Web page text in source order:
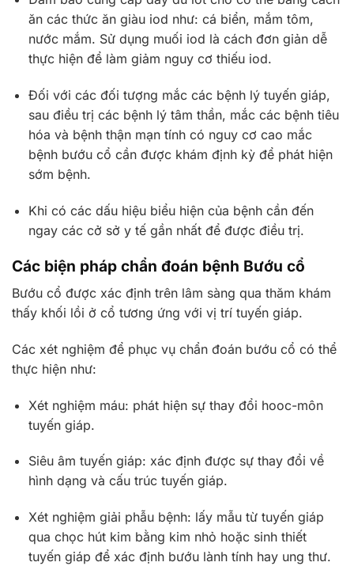
ăn các thức ăn giàu iod như: cá biển, mắm tôm,
nước mắm. Sử dụng muối iod là cách đơn giản dễ
thực hiện để làm giảm nguy cơ thiếu iod.
Đối với các đối tượng mắc các bệnh lý tuyến giáp,
sau điều trị các bệnh lý tâm thần, mắc các bệnh tiêu
hóa và bệnh thận mạn tính có nguy cơ cao mắc
bệnh bướu cổ cần được khám định kỳ để phát hiện
sớm bệnh.
Khi có các dấu hiệu biểu hiện của bệnh cần đến
ngay các cở sở y tế gần nhất để được điều trị.
Các biện pháp chẩn đoán bệnh Bướu cổ
Bướu cổ được xác định trên lâm sàng qua thăm khám
thấy khối lồi ở cổ tương ứng với vị trí tuyến giáp.
Các xét nghiệm để phục vụ chẩn đoán bướu cổ có thể
thực hiện như:
Xét nghiệm máu: phát hiện sự thay đổi hooc-môn
tuyến giáp.
Siêu âm tuyến giáp: xác định được sự thay đổi về
hình dạng và cấu trúc tuyến giáp.
Xét nghiệm giải phẫu bệnh: lấy mẫu từ tuyến giáp
qua chọc hút kim bằng kim nhỏ hoặc sinh thiết
tuyến giáp để xác định bướu lành tính hay ung thư.